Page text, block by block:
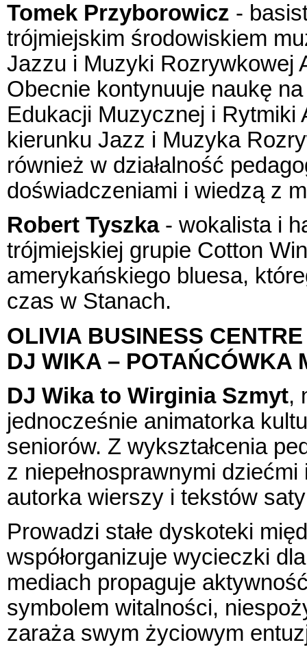
Tomek Przyborowicz -
trójmiejskim środowiskiem
Jazzu i Muzyki Rozrywkowej
Obecnie kontynuuje naukę
Edukacji Muzycznej i
kierunku Jazz i Muzyka
również w działalność
doświadczeniami i wiedzą z
Robert Tyszka- wokalista i
trójmiejskiej grupie Cotton
amerykańskiego bluesa,
czas w Stanach.
OLIVIA BUSINESS
DJ WIKA – POTAŃCÓWKA
DJ Wika to Wirginia Szmyt,
jednocześnie animatorka
seniorów. Z wykształcenia
z niepełnosprawnymi
autorka wierszy i tekstów
Prowadzi stałe dyskoteki
współorganizuje wycieczki
mediach propaguje
symbolem witalności,
zaraża swym życiowym